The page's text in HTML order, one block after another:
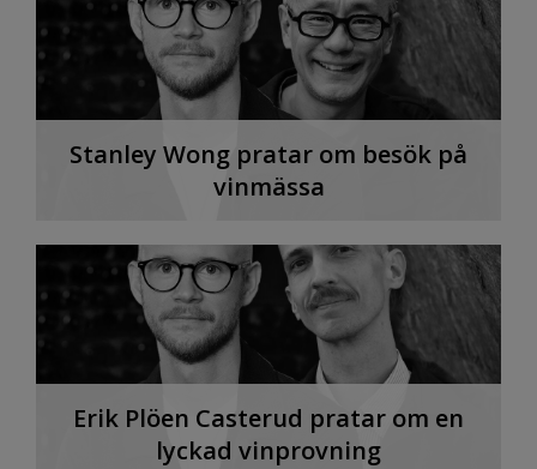
Stanley Wong pratar om besök på
vinmässa
Erik Plöen Casterud pratar om en
lyckad vinprovning